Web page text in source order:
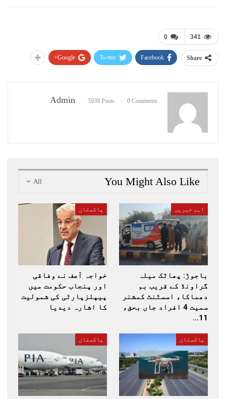
0 341
Share
Facebook
Twitter
Google+
Admin 5939 Posts 0 Comments
All You Might Also Like
اہم خبریں
باجوڑ: پھاٹک میلہ
گراونڈ کے قریب بم
دھماکا، اسسٹنٹ کمشنر
سمیت 4 افراد جاں بحق،
11…
پاکستان
خواجہ آصف نے وفاقی
اور پنجاب حکومت میں
پیپلزپارٹی کی شمولیت
کا اشارہ دیدیا
پاکستان پاکستان